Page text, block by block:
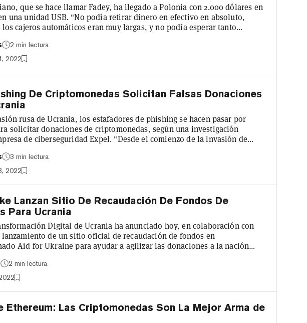
que se hace llamar Fadey, ha llegado a Polonia con 2.000 dólares en
una unidad USB. "No podía retirar dinero en efectivo en absoluto,
cajeros automáticos eran muy largas, y no podía esperar tanto
su vida. "Podía escribir mi frase semilla en un papel y llevarla
dijo que hizo un intercambio P2P...
2 min lectura
2022
De Criptomonedas Solicitan Falsas Donaciones
rusa de Ucrania, los estafadores de phishing se hacen pasar por
solicitar donaciones de criptomonedas, según una investigación
de ciberseguridad Expel. "Desde el comienzo de la invasión de
de ayuda para explotar el deseo de la gente de apoyar a los
con donaciones", dijo Expel. La investigación...
3 min lectura
2022
Lanzan Sitio De Recaudación De Fondos De
Para Ucrania
Digital de Ucrania ha anunciado hoy, en colaboración con
lanzamiento de un sitio oficial de recaudación de fondos en
Aid for Ukraine para ayudar a agilizar las donaciones a la nación
SOL, DOGE, XMR, ICON, EOS y NEO. El CEO de FTX, Sam Bankman-
2 min lectura
Ethereum: Las Criptomonedas Son La Mejor Arma de